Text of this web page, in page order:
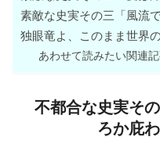
素敵な史実その三「風流で
独眼竜よ、このまま世界
あわせて読みたい関連
不都合な史実そ
ろか庇